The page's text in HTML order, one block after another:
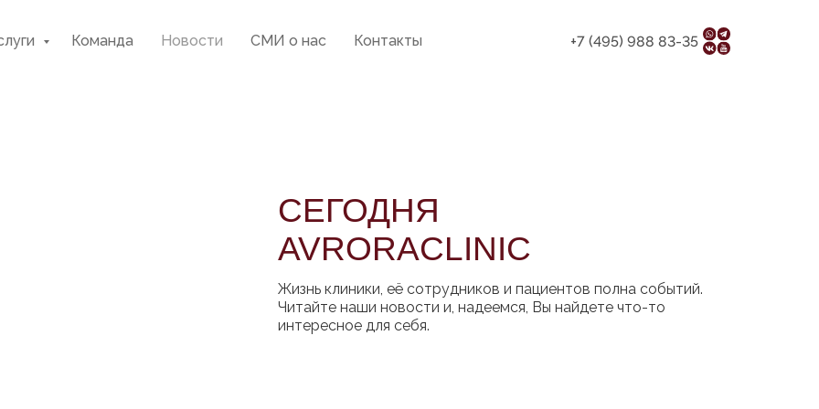
Команда Новости СМИ о нас Контакты +7 (495) 988 83-35
Жизнь клиники, её сотрудников и пациентов полна событий.
Читайте наши новости и, надеемся, Вы найдете что-то
интересное для себя.
СЕГОДНЯ
AVRORACLINIC